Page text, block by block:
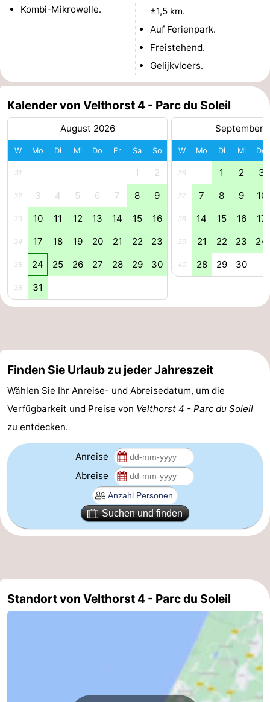
Hollands
Katwijk
-
Scheveningen
Den
Rockanje
Wetter
Kontakt
Kombi-Mikrowelle.
±1,5 km.
Auf Ferienpark.
Freistehend.
Gelijkvloers.
Kalender von Velthorst 4 - Parc du Soleil
August 2026
W Mo Di Mi Do Fr Sa So
31 1 2
32 3 4 5 6 7 8 9
33 10 11 12 13 14 15 16
34 17 18 19 20 21 22 23
35 24 25 26 27 28 29 30
36 31
September
W Mo Di Mi Do
36 1 2 3
37 7 8 9 10
38 14 15 16 17
39 21 22 23 24
40 28 29 30
Finden Sie Urlaub zu jeder Jahreszeit
Wählen Sie Ihr Anreise- und Abreisedatum, um die
Verfügbarkeit und Preise von Velthorst 4 - Parc du Soleil
zu entdecken.
Anreise
Abreise
Suchen und finden
Standort von Velthorst 4 - Parc du Soleil